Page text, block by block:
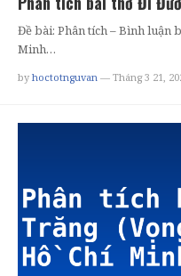
Đề bài: Phân tích – Bình luận
Minh…
by hoctotnguvan — Tháng 3 21,